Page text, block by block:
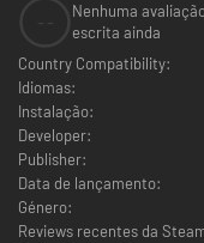
Nenhuma
escrita ainda
Country Compatibility:
Idiomas:
Instalação:
Developer:
Publisher:
Data de lançamento:
Género:
Reviews recentes da